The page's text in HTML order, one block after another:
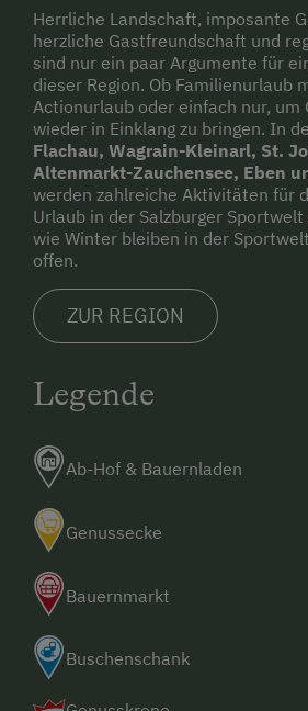
Herrliche Landschaft, imposante
herzliche Gastfreundschaft und
sind nur ein paar Argumente für
dieser Region. Ob Familienurlaub
Actionurlaub oder einfach nur, um
wieder in Einklang zu bringen. In
Flachau, Wagrain-Kleinarl, St.
Altenmarkt-Zauchensee, Eben
werden zahlreiche Aktivitäten für
Urlaub in der Salzburger
wie Winter bleiben in der
offen.
ZUR REGION
Legende
Ab-Hof & Bauernladen
Genussecke
Bauernmarkt
Buschenschank